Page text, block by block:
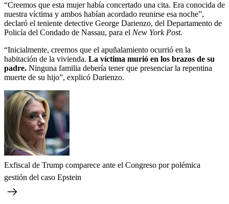
“Creemos que esta mujer había concertado una cita. Era conocida de
nuestra víctima y ambos habían acordado reunirse esa noche”,
declaró el teniente detective George Darienzo, del Departamento de
Policía del Condado de Nassau, para el New York Post.
“Inicialmente, creemos que el apuñalamiento ocurrió en la
habitación de la vivienda. La víctima murió en los brazos de su
padre. Ninguna familia debería tener que presenciar la repentina
muerte de su hijo”, explicó Darienzo.
Exfiscal de Trump comparece ante el Congreso por polémica
gestión del caso Epstein